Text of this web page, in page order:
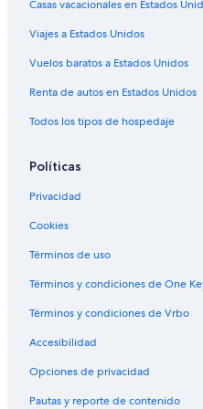
Hoteles que aceptan mascotas
Hoteles en Islas flotantes de los
Lodges en Islas flotantes de los
Casas de huéspedes en Ácora
Hoteles cerca de Universidad
Hoteles cerca de Yavarí
Hoteles cerca de Mercado central
Hoteles cerca de Plaza de Armas
B&B en Isla Amantaní
Casas de huéspedes en Isla
Lodges en Isla Amantaní
Hoteles cerca de Plaza de Armas
Hoteles en Chucuito
Casas vacacionales en Estados
Viajes a Estados Unidos
Vuelos baratos a Estados Unidos
Renta de autos en Estados Unidos
Todos los tipos de hospedaje
Políticas
Privacidad
Cookies
Términos de uso
Términos y condiciones de One
Términos y condiciones de Vrbo
Accesibilidad
Opciones de privacidad
Pautas y reporte de contenido